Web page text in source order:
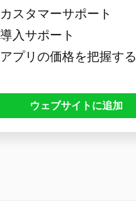
スタマーサポート
入サポート
プリの価格を把握する
ウェブサイトに追加